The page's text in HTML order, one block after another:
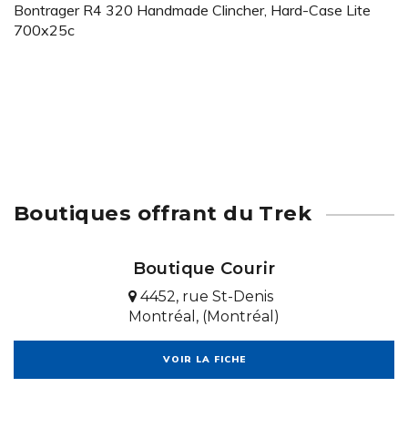
Bontrager R4 320 Handmade Clincher, Hard-Case Lite
700x25c
Boutiques offrant du Trek
Boutique Courir
4452, rue St-Denis
Montréal, (Montréal)
VOIR LA FICHE